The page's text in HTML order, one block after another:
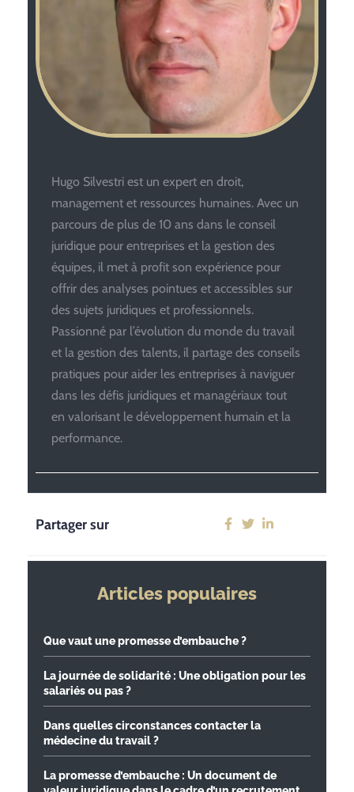
Hugo Silvestri est un expert en droit,
management et ressources humaines. Avec un
parcours de plus de 10 ans dans le conseil
juridique pour entreprises et la gestion des
équipes, il met à profit son expérience pour
offrir des analyses pointues et accessibles sur
des sujets juridiques et professionnels.
Passionné par l’évolution du monde du travail
et la gestion des talents, il partage des conseils
pratiques pour aider les entreprises à naviguer
dans les défis juridiques et managériaux tout
en valorisant le développement humain et la
performance.
Partager sur
Articles populaires
Que vaut une promesse d’embauche ?
La journée de solidarité : Une obligation pour les
salariés ou pas ?
Dans quelles circonstances contacter la
médecine du travail ?
La promesse d’embauche : Un document de